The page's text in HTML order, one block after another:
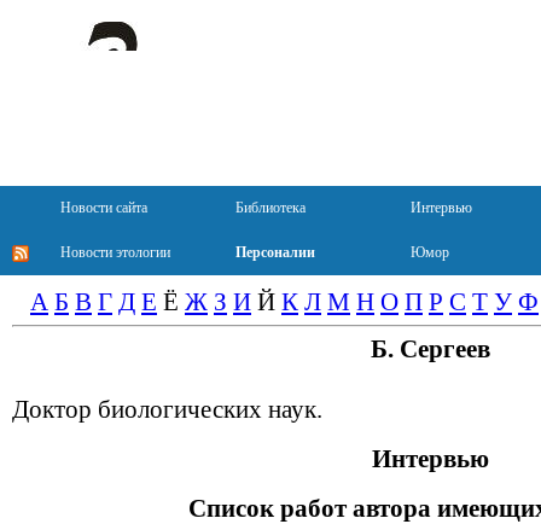
Новости сайта Библиотека Интервью
Новости этологии Персоналии Юмор
А Б В Г Д Е Ё Ж З И Й К Л М Н О П Р С Т У Ф
Б. Сергеев
Доктор биологических наук.
Интервью
Список работ автора